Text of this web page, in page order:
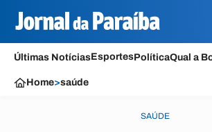
Últimas NotíciasEsportesPolíticaQual a
Home>saúde
SAÚDE